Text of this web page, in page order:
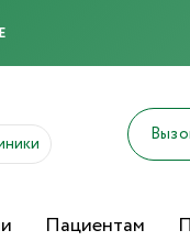
Пациентам